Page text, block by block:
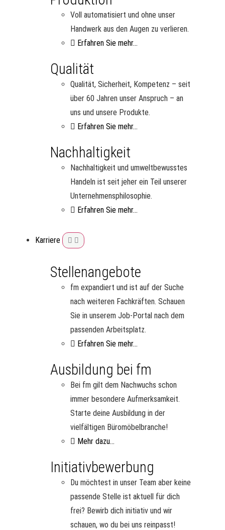
Voll automatisiert und ohne unser
Handwerk aus den Augen zu verlieren.
Erfahren Sie mehr...
Qualität
Qualität, Sicherheit, Kompetenz – seit
über 60 Jahren unser Anspruch – an
uns und unsere Produkte.
Erfahren Sie mehr...
Nachhaltigkeit
Nachhaltigkeit und umweltbewusstes
Handeln ist seit jeher ein Teil unserer
Unternehmensphilosophie.
Erfahren Sie mehr...
Karriere
Stellenangebote
fm expandiert und ist auf der Suche
nach weiteren Fachkräften. Schauen
Sie in unserem Job-Portal nach dem
passenden Arbeitsplatz.
Erfahren Sie mehr...
Ausbildung bei fm
Bei fm gilt dem Nachwuchs schon
immer besondere Aufmerksamkeit.
Starte deine Ausbildung in der
vielfältigen Büromöbelbranche!
Mehr dazu...
Initiativbewerbung
Du möchtest in unser Team aber keine
passende Stelle ist aktuell für dich
frei? Bewirb dich initiativ und wir
schauen, wo du bei uns reinpasst!